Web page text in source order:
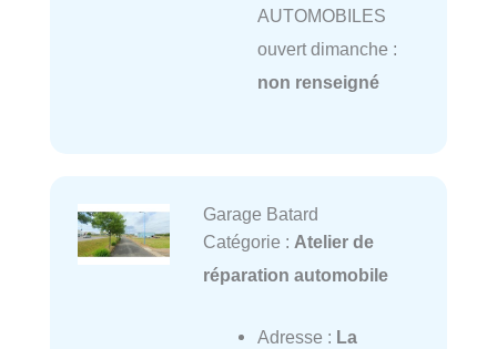
AUTOMOBILES
ouvert dimanche :
non renseigné
Garage Batard
Catégorie : Atelier de
réparation automobile
Adresse : La